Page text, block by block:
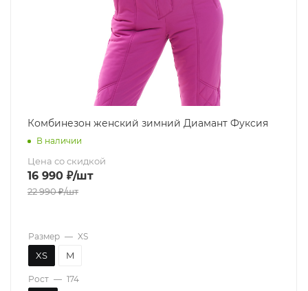
Комбинезон женский зимний Диамант Фуксия
В наличии
Цена со скидкой
16 990 ₽/шт
22 990₽/шт
Размер — XS
XS M
Рост — 174